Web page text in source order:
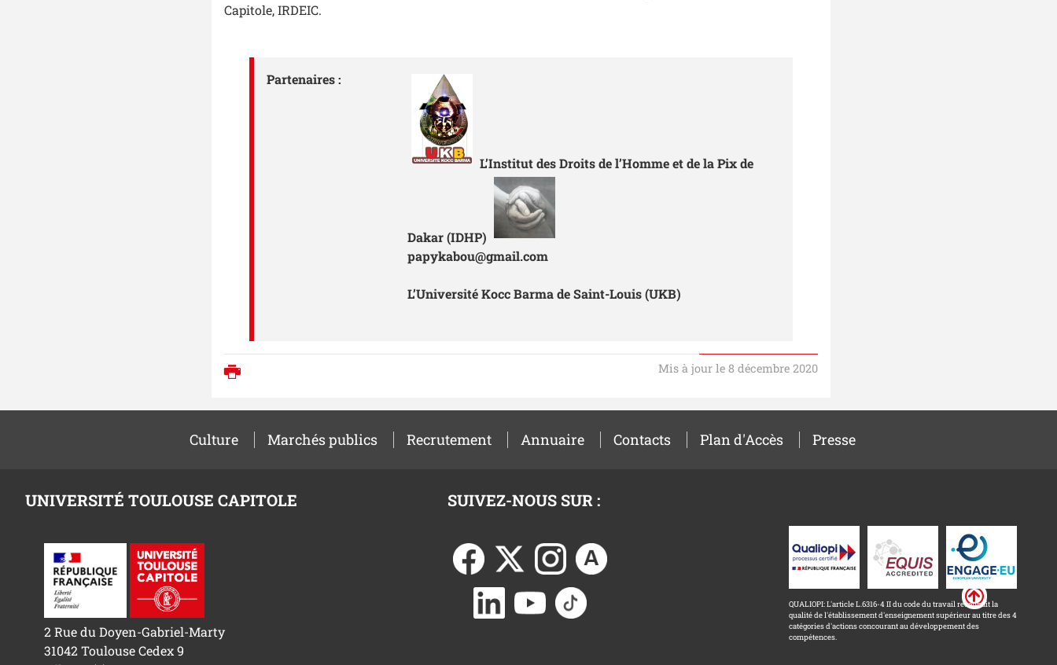
Capitole, IRDEIC.
Partenaires :
L’Institut des Droits de l’Homme et de la Pix de
Dakar (IDHP)
papykabou@gmail.com
L’Université Kocc Barma de Saint-Louis (UKB)
Mis à jour le 8 décembre 2020
Culture Marchés publics Recrutement Annuaire Contacts Plan d'Accès Presse
UNIVERSITÉ TOULOUSE CAPITOLE
2 Rue du Doyen-Gabriel-Marty
31042 Toulouse Cedex 9
SUIVEZ-NOUS SUR :
QUALIOPI: L'article L.6316-4 II du code du travail reconnait la
qualité de l'établissement d'enseignement supérieur au titre des 4
catégories d'actions concourant au développement des
compétences.